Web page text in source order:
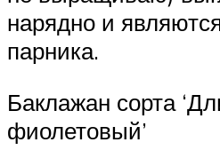
нарядно и
парника.
Баклажан сорта
фиолетовый’